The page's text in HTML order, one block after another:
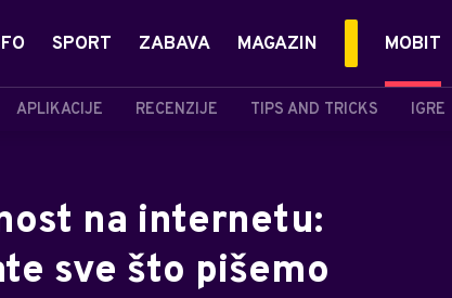
SPORT ZABAVA MAGAZIN MOBIT
APLIKACIJE RECENZIJE TIPS AND TRICKS IGRE
na internetu:
sve što pišemo